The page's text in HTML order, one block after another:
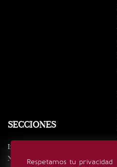
Respetamos tu privacidad
SECCIONES
Inicio
Noticias